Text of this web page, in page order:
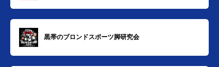
黒帯のブロンドスポーツ脚研究会